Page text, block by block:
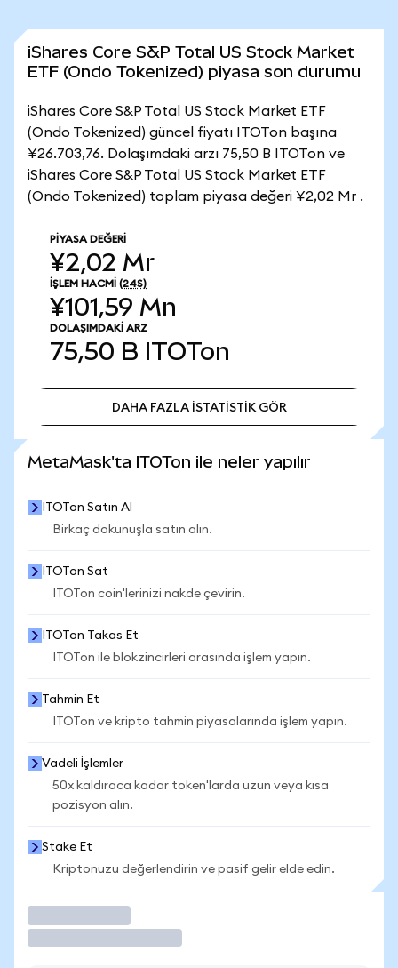
iShares Core S&P Total US Stock Market
ETF (Ondo Tokenized) piyasa son durumu
iShares Core S&P Total US Stock Market ETF
(Ondo Tokenized) güncel fiyatı ITOTon başına
¥26.703,76. Dolaşımdaki arzı 75,50 B ITOTon ve
iShares Core S&P Total US Stock Market ETF
(Ondo Tokenized) toplam piyasa değeri ¥2,02 Mr .
PIYASA DEĞERI
¥2,02 Mr
İŞLEM HACMI (24S)
¥101,59 Mn
DOLAŞIMDAKI ARZ
75,50 B ITOTon
DAHA FAZLA İSTATİSTİK GÖR
MetaMask'ta ITOTon ile neler yapılır
ITOTon Satın Al
Birkaç dokunuşla satın alın.
ITOTon Sat
ITOTon coin'lerinizi nakde çevirin.
ITOTon Takas Et
ITOTon ile blokzincirleri arasında işlem yapın.
Tahmin Et
ITOTon ve kripto tahmin piyasalarında işlem yapın.
Vadeli İşlemler
50x kaldıraca kadar token'larda uzun veya kısa
pozisyon alın.
Stake Et
Kriptonuzu değerlendirin ve pasif gelir elde edin.